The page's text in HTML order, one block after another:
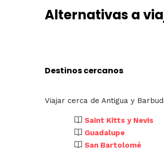
Alternativas a
Destinos cercanos
Viajar cerca de Antigua y
Saint Kitts y Nevis
Guadalupe
San Bartolomé